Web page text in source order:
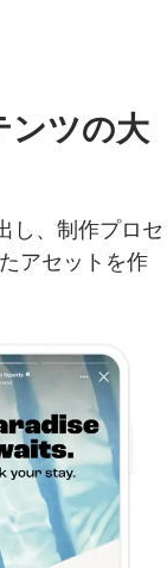
ンツの大
し、制作プロセ
アセットを作